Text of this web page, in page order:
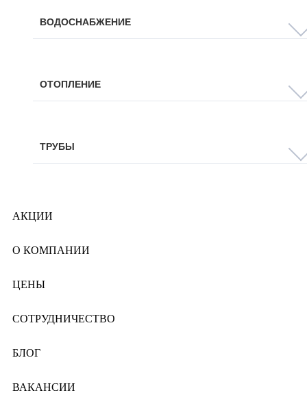
ВОДОСНАБЖЕНИЕ
ОТОПЛЕНИЕ
ТРУБЫ
АКЦИИ
О КОМПАНИИ
ЦЕНЫ
СОТРУДНИЧЕСТВО
БЛОГ
ВАКАНСИИ